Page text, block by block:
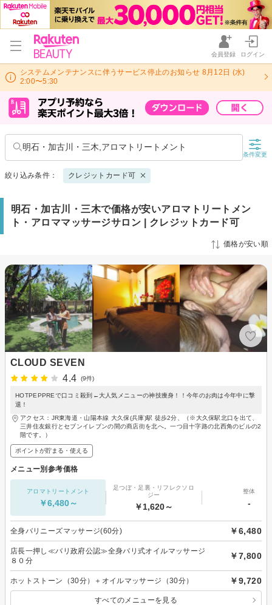
会員登録 ログイン
システムメンテナンスに伴うサービス停止のお知らせ 8月12日 (水)
2:00〜5:30
明石・加古川・三木,アロマトリートメント
条件変更
絞り込み条件： クレジットカード可
明石・加古川・三木で価格が安いアロマトリートメン
ト・アロママッサージサロン | クレジットカード可
価格が安い順
CLOUD SEVEN
4.4
(9件)
HOTPEPPREで口コミ殺到←大人気メニューの神技痩身！！今年のお肉は今年中に撃
退！
アクセス：JR東海道・山陽本線 大久保(兵庫)駅 徒歩2分、（※大久保駅北口を出て、
三井住友銀行とセブンイレブンの間の商店街を北へ。一つ目十字路の北西角のビルの2
階です。）
ポイントが貯まる・使える
メニュー別参考価格
アロマトリートメント
￥6,480～
足つぼ・足裏・リフレクソロ
ジー
￥1,620～
整体
-
全身バリニーズマッサージ(60分) ￥6,480
店長一押し≪バリ政府公認≫全身バリ式オイルマッサージ
８０分
￥7,800
ホットストーン（30分）＋オイルマッサージ（30分） ￥9,720
すべてのメニューを見る